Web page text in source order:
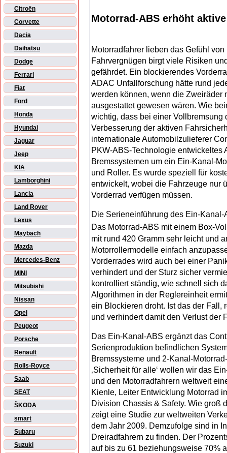
Citroën
Corvette
Dacia
Daihatsu
Dodge
Ferrari
Fiat
Ford
Honda
Hyundai
Jaguar
Jeep
KIA
Lamborghini
Lancia
Land Rover
Lexus
Maybach
Mazda
Mercedes-Benz
MINI
Mitsubishi
Nissan
Opel
Peugeot
Porsche
Renault
Rolls-Royce
Saab
SEAT
ŠKODA
smart
Subaru
Suzuki
Motorrad-ABS erhöht
Motorradfahrer lieben das Gefühl
Fahrvergnügen birgt viele Risiken
gefährdet. Ein blockierendes
ADAC Unfallforschung hätte rund
werden können, wenn die Zweiräder
ausgestattet gewesen wären. Wie
wichtig, dass bei einer Vollbremsung
Verbesserung der aktiven
internationale Automobilzulieferer
PKW-ABS-Technologie entwickeltes
Bremssystemen um ein Ein-Kanal-
und Roller. Es wurde speziell für
entwickelt, wobei die Fahrzeuge nur
Vorderrad verfügen müssen.
Die Serieneinführung des Ein-
Das Motorrad-ABS mit einem Box-
mit rund 420 Gramm sehr leicht und
Motorrollermodelle einfach
Vorderrades wird auch bei einer
verhindert und der Sturz sicher
kontrolliert ständig, wie schnell sich
Algorithmen in der Reglereinheit
ein Blockieren droht. Ist das der Fall,
und verhindert damit den Verlust der
Das Ein-Kanal-ABS ergänzt das
Serienproduktion befindlichen
Bremssysteme und 2-Kanal-
‚Sicherheit für alle‘ wollen wir das
und den Motorradfahrern weltweit
Kienle, Leiter Entwicklung Motorrad
Division Chassis & Safety. Wie groß
zeigt eine Studie zur weltweiten
dem Jahr 2009. Demzufolge sind in
Dreiradfahrern zu finden. Der
auf bis zu 61 beziehungsweise 70%